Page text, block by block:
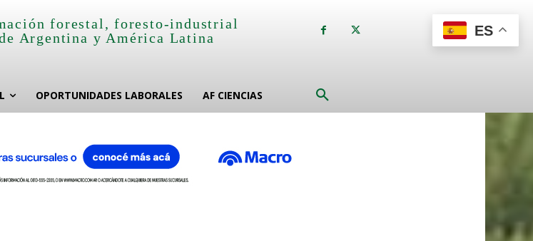
forestal, foresto-industrial
Argentina y América Latina
OPORTUNIDADES LABORALES AF CIENCIAS
ES